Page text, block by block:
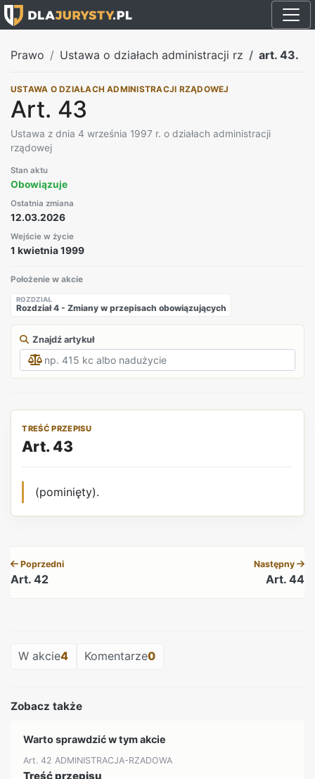
Prawo Ustawa o działach administracji rz art. 43.
USTAWA O DZIAŁACH ADMINISTRACJI RZĄDOWEJ
Art. 43
Ustawa z dnia 4 września 1997 r. o działach administracji
rządowej
Stan aktu
Obowiązuje
Ostatnia zmiana
12.03.2026
Wejście w życie
1 kwietnia 1999
Położenie w akcie
ROZDZIAŁ
Rozdział 4 - Zmiany w przepisach obowiązujących
Znajdź artykuł
TREŚĆ PRZEPISU
Art. 43
(pominięty).
Poprzedni
Art. 42
Następny
Art. 44
W akcie4 Komentarze0
Zobacz także
Warto sprawdzić w tym akcie
Art. 42 ADMINISTRACJA-RZADOWA
Treść przepisu